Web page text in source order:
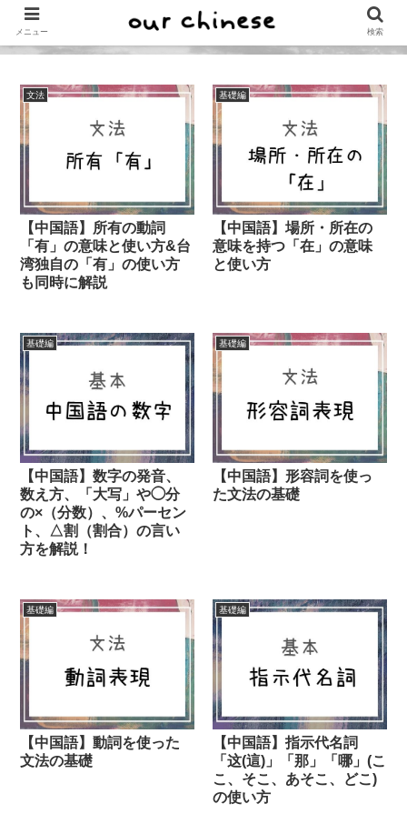
文法
【中国語】所有の動詞
「有」の意味と使い方&台
湾独自の「有」の使い方
も同時に解説
基礎編
【中国語】場所・所在の
意味を持つ「在」の意味
と使い方
基礎編
【中国語】数字の発音、
数え方、「大写」や◯分
の×（分数）、%パーセン
ト、△割（割合）の言い
方を解説！
基礎編
【中国語】形容詞を使っ
た文法の基礎
基礎編
【中国語】動詞を使った
文法の基礎
基礎編
【中国語】指示代名詞
「这(這)」「那」「哪」(こ
こ、そこ、あそこ、どこ)
の使い方
メニュー 検索